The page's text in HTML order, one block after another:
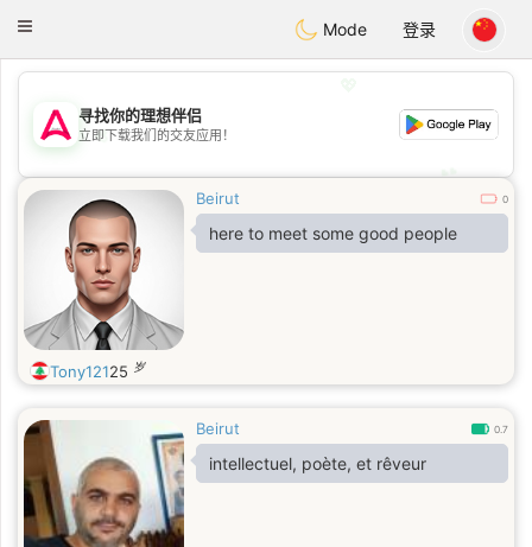
Tantôt
Toggle
Mode 登录
💖
💕
寻找你的理想伴侣
立即下载我们的交友应用！
Beirut 0
here to meet some good people
Tony12125 岁
Beirut 0.7
intellectuel, poète, et rêveur